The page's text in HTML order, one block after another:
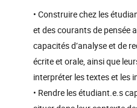
• Construire chez les
et des courants de pensée
capacités d’analyse et de
écrite et orale, ainsi que
interpréter les textes et les
• Rendre les étudiant.e.s